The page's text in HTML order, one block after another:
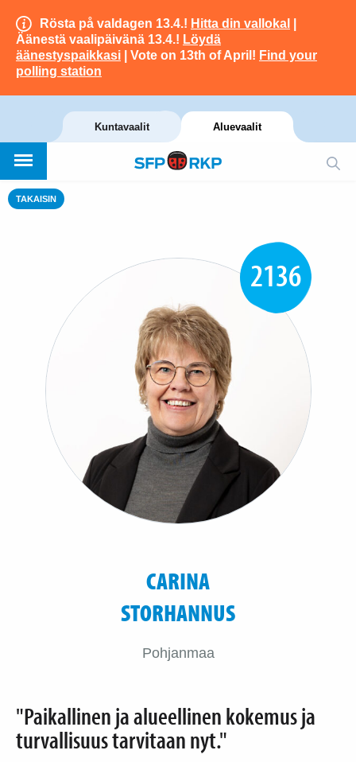
Rösta på valdagen 13.4.! Hitta din vallokal
Äänestä vaalipäivänä 13.4.! Löydä
äänestyspaikkasi | Vote on 13th of April! Find your
polling station
Kuntavaalit Aluevaalit
TAKAISIN
2136
CARINA
STORHANNUS
Pohjanmaa
"Paikallinen ja alueellinen kokemus ja
turvallisuus tarvitaan nyt."